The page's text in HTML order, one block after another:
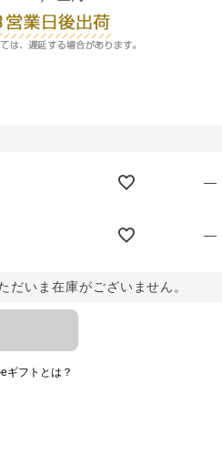
—
—
だいま在庫がございません。
ギフトとは？